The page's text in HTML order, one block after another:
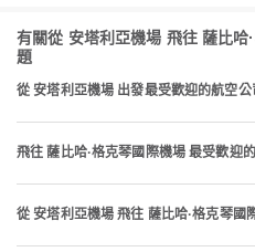
有關從 安塔利亞機場 飛往 薩比哈
題
從 安塔利亞機場 出發最受歡迎的航空公
飛往 薩比哈·格克琴國際機場 最受歡迎
從 安塔利亞機場 飛往 薩比哈·格克琴國